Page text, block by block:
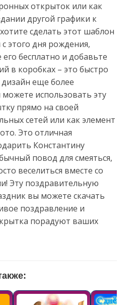
открыток или как
другой графики к
сделать этот шаблон
этого дня рождения,
его бесплатно и добавьте
в коробках – это быстро
еще более
использовать эту
прямо на своей
сетей или как элемент
Это отличная
Константину
повод для смеяться,
веселиться вместе со
Эту поздравительную
вы можете скачать
поздравление и
порадуют ваших